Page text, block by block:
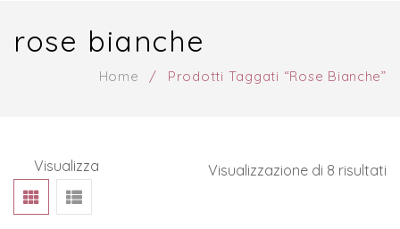
FIORI PER COMPLEANNO
FIORI PER NASCITA
BLOG
rose bianche
Home / Prodotti Taggati “rose Bianche”
Visualizza Visualizzazione di 8 risultati